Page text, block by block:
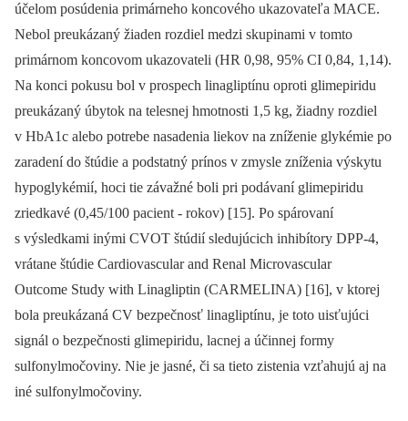
účelom posúdenia primárneho koncového ukazovateľa MACE.
Nebol preukázaný žiaden rozdiel medzi skupinami v tomto
primárnom koncovom ukazovateli (HR 0,98, 95% CI 0,84, 1,14).
Na konci pokusu bol v prospech linagliptínu oproti glimepiridu
preukázaný úbytok na telesnej hmotnosti 1,5 kg, žiadny rozdiel
v HbA1c alebo potrebe nasadenia liekov na zníženie glykémie po
zaradení do štúdie a podstatný prínos v zmysle zníženia výskytu
hypoglykémií, hoci tie závažné boli pri podávaní glimepiridu
zriedkavé (0,45/100 pacient -⁠ rokov) [15]. Po spárovaní
s výsledkami inými CVOT štúdií sledujúcich inhibítory DPP-4,
vrátane štúdie Cardiovascular and Renal Microvascular
Outcome Study with Linagliptin (CARMELINA) [16], v ktorej
bola preukázaná CV bezpečnosť linagliptínu, je toto uisťujúci
signál o bezpečnosti glimepiridu, lacnej a účinnej formy
sulfonylmočoviny. Nie je jasné, či sa tieto zistenia vzťahujú aj na
iné sulfonylmočoviny.